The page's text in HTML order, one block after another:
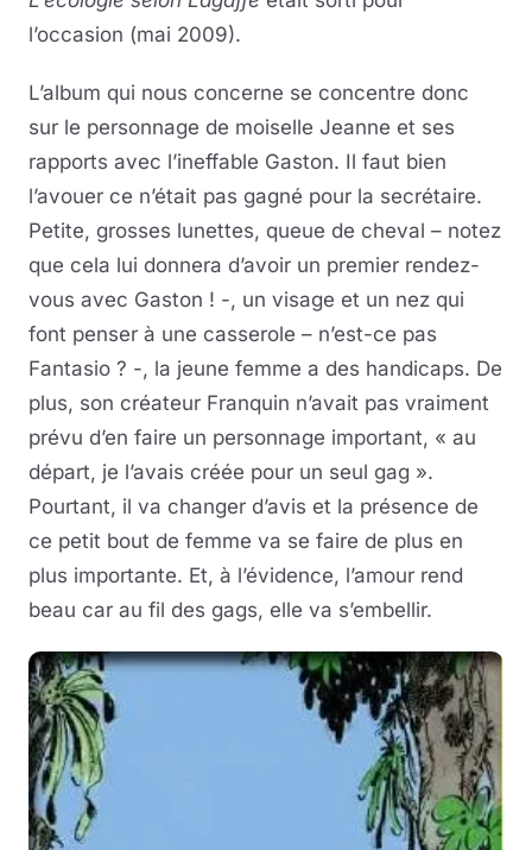
l’occasion (mai 2009).
L’album qui nous concerne se concentre donc
sur le personnage de moiselle Jeanne et ses
rapports avec l’ineffable Gaston. Il faut bien
l’avouer ce n’était pas gagné pour la secrétaire.
Petite, grosses lunettes, queue de cheval – notez
que cela lui donnera d’avoir un premier rendez-
vous avec Gaston ! -, un visage et un nez qui
font penser à une casserole – n’est-ce pas
Fantasio ? -, la jeune femme a des handicaps. De
plus, son créateur Franquin n’avait pas vraiment
prévu d’en faire un personnage important, « au
départ, je l’avais créée pour un seul gag ».
Pourtant, il va changer d’avis et la présence de
ce petit bout de femme va se faire de plus en
plus importante. Et, à l’évidence, l’amour rend
beau car au fil des gags, elle va s’embellir.